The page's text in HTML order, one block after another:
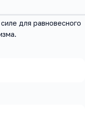
для равновесного